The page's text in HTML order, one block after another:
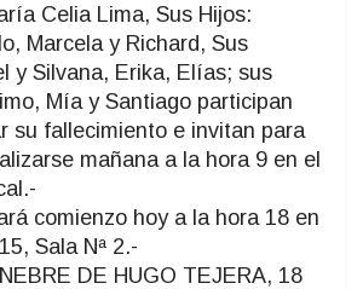
Celia Lima, Sus Hijos:
Marcela y Richard, Sus
y Silvana, Erika, Elías; sus
Mía y Santiago participan
su fallecimiento e invitan para
mañana a la hora 9 en el
comienzo hoy a la hora 18 en
Sala Nª 2.-
DE HUGO TEJERA, 18